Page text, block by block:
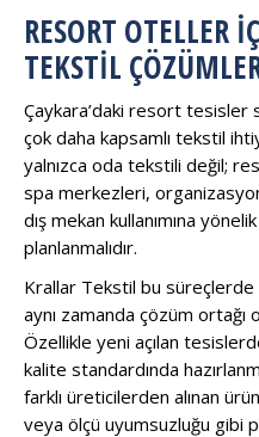
RESORT OTELLER
TEKSTIL
Çaykara’daki resort
çok daha kapsamlı tekstil
yalnızca oda tekstili değil;
spa merkezleri,
dış mekan kullanımına
planlanmalıdır.
Krallar Tekstil bu süreçlerde
aynı zamanda çözüm
Özellikle yeni açılan
kalite standardında
farklı üreticilerden alınan
veya ölçü uyumsuzluğu gibi